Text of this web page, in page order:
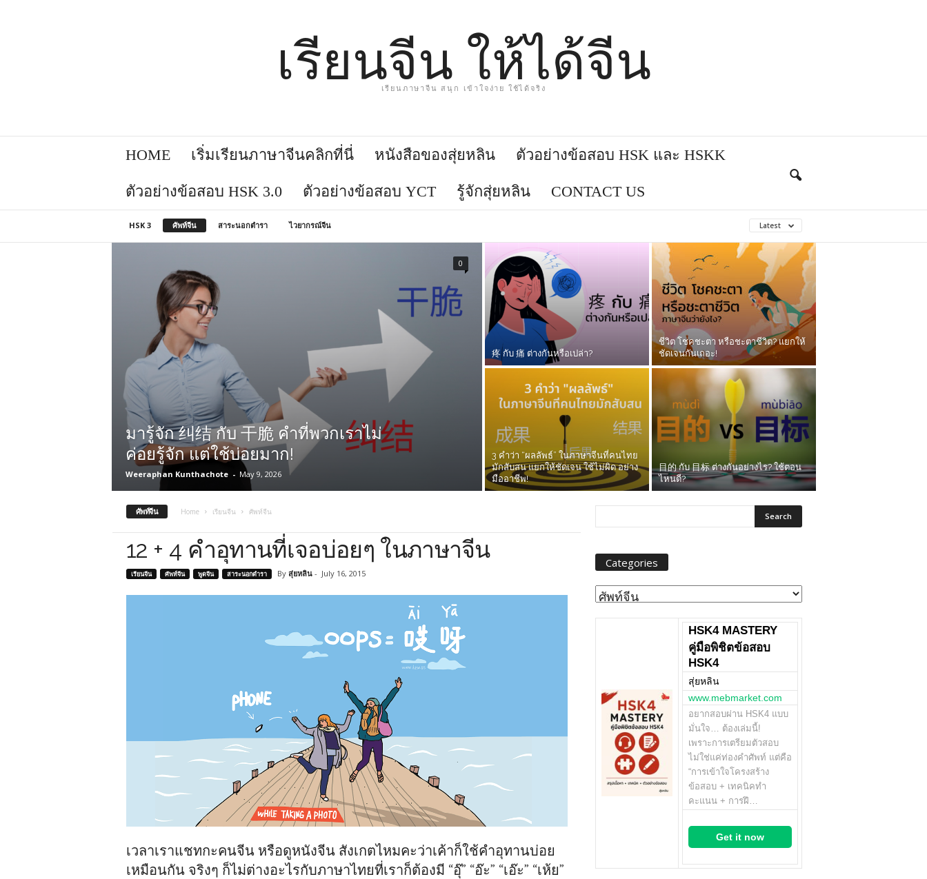
เรียนจีน ให้ได้จีน
เรียนภาษาจีน สนุก เข้าใจง่าย ใช้ได้จริง
HOME เริ่มเรียนภาษาจีนคลิกที่นี่ หนังสือของสุ่ยหลิน ตัวอย่างข้อสอบ HSK และ HSKK
ตัวอย่างข้อสอบ HSK 3.0 ตัวอย่างข้อสอบ YCT รู้จักสุ่ยหลิน CONTACT US
HSK 3 ศัพท์จีน สาระนอกตำรา ไวยากรณ์จีน Latest
มารู้จัก 纠结 กับ 干脆 คำที่พวกเราไม่
ค่อยรู้จัก แต่ใช้บ่อยมาก!
Weeraphan Kunthachote - May 9, 2026
0
疼 กับ 痛 ต่างกันหรือเปล่า?
ชีวิต โชคชะตา หรือชะตาชีวิต? แยกให้
ชัดเจนกันเถอะ!
3 คำว่า “ผลลัพธ์” ในภาษาจีนที่คนไทย
มักสับสน แยกให้ชัดเจน ใช้ไม่ผิด อย่าง
มืออาชีพ!
目的 กับ 目标 ต่างกันอย่างไร? ใช้ตอน
ไหนดี?
ศัพท์จีน Home เรียนจีน ศัพท์จีน
12 + 4 คำอุทานที่เจอบ่อยๆ ในภาษาจีน
เรียนจีน ศัพท์จีน พูดจีน สาระนอกตำรา By สุ่ยหลิน- July 16, 2015
เวลาเราแชทกะคนจีน หรือดูหนังจีน สังเกตไหมคะว่าเค้าก็ใช้คำอุทานบ่อย
เหมือนกัน จริงๆ ก็ไม่ต่างอะไรกับภาษาไทยที่เราก็ต้องมี “อุ๊” “อ๊ะ” “เอ๊ะ” “เห้ย”
Categories
Categories
HSK4 MASTERY
คู่มือพิชิตข้อสอบ
HSK4
สุ่ยหลิน
www.mebmarket.com
อยากสอบผ่าน HSK4 แบบ
มั่นใจ… ต้องเล่มนี้!
เพราะการเตรียมตัวสอบ
ไม่ใช่แค่ท่องคำศัพท์ แต่คือ
“การเข้าใจโครงสร้าง
ข้อสอบ + เทคนิคทำ
คะแนน + การฝึ…
Get it now